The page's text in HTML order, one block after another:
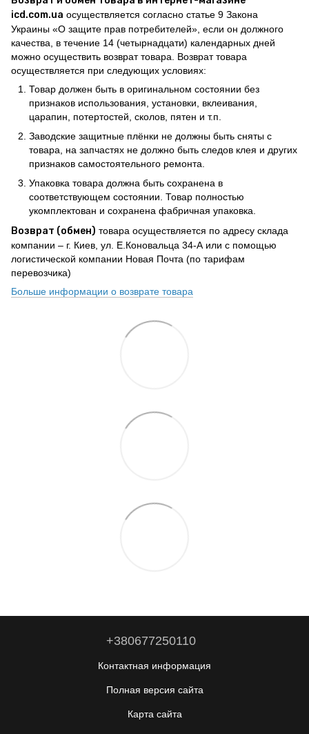
icd.com.ua осуществляется согласно статье 9 Закона
Украины «О защите прав потребителей», если он должного
качества, в течение 14 (четырнадцати) календарных дней
можно осуществить возврат товара. Возврат товара
осуществляется при следующих условиях:
Товар должен быть в оригинальном состоянии без
признаков использования, установки, вклеивания,
царапин, потертостей, сколов, пятен и т.п.
Заводские защитные плёнки не должны быть сняты с
товара, на запчастях не должно быть следов клея и других
признаков самостоятельного ремонта.
Упаковка товара должна быть сохранена в
соответствующем состоянии. Товар полностью
укомплектован и сохранена фабричная упаковка.
Возврат (обмен) товара осуществляется по адресу склада
компании – г. Киев, ул. Е.Коновальца 34-А или с помощью
логистической компании Новая Почта (по тарифам
перевозчика)
Больше информации о возврате товара
+380677250110
Контактная информация
Полная версия сайта
Карта сайта